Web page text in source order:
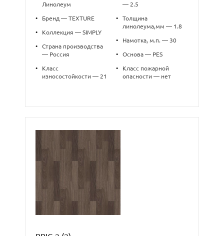
Линолеум
• Бренд — TEXTURE
• Коллекция — SIMPLY
•
Страна производства
— Россия
•
Класс
износостойкости — 21
— 2.5
•
Толщина
линолеума,мм — 1.8
• Намотка, м.п. — 30
• Основа — PES
•
Класс пожарной
опасности — нет